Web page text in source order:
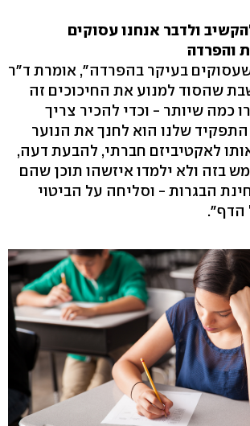
ולדבר אנחנו עסוקים
והפרדה
בעיקר בהפרדה", אומרת ד"ר
שהסוד למנוע את החיכוכים זה
כמה שיותר - וכדי להכיר צריך
שלנו הוא לחנך את הנוער
לאקטיביזם חברתי, להבעת דעה,
בזה ולא ילמדו איזשהו תוכן שהם
הבגרות - וסליחה על הביטוי
הדף".